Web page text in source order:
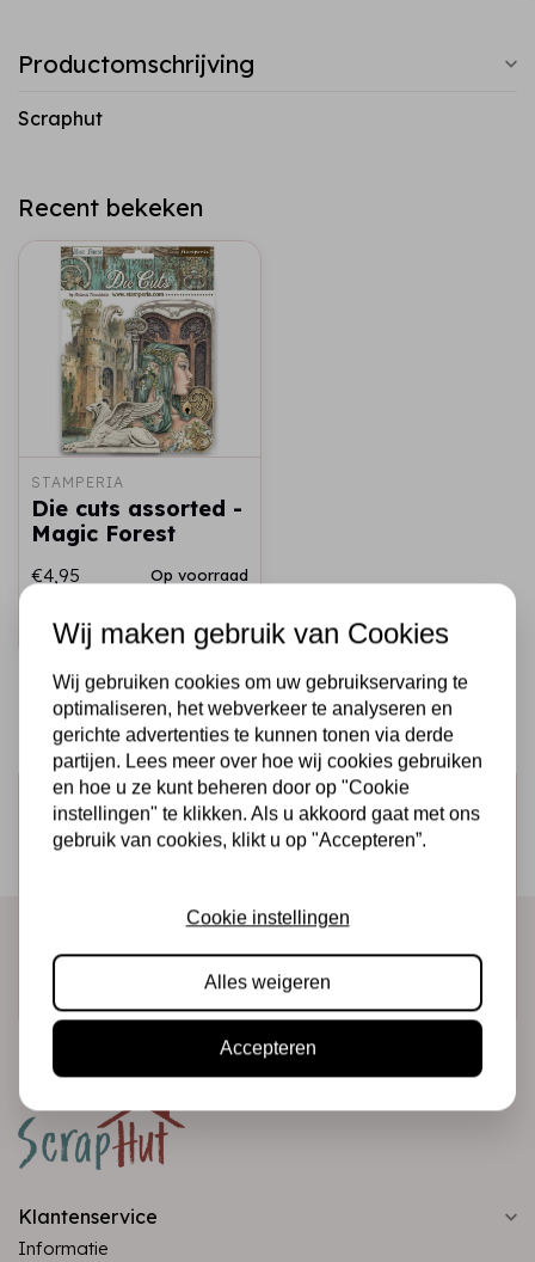
Productomschrijving
Scraphut
Recent bekeken
STAMPERIA
Die cuts assorted -
Magic Forest
€4,95 Op voorraad
Snel toevoegen
Schrijf je in voor de nieuwsbrief
Ontvang als eerste onze actie en nieuwe producten
Klantenservice
Informatie
Wij maken gebruik van Cookies
Wij gebruiken cookies om uw gebruikservaring te
optimaliseren, het webverkeer te analyseren en
gerichte advertenties te kunnen tonen via derde
partijen. Lees meer over hoe wij cookies gebruiken
en hoe u ze kunt beheren door op "Cookie
instellingen" te klikken. Als u akkoord gaat met ons
gebruik van cookies, klikt u op "Accepteren”.
Cookie instellingen
Alles weigeren
Accepteren